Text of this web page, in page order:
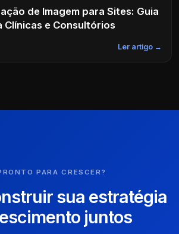
de Imagem para Sites: Guia
Clínicas e Consultórios
Ler artigo →
PARA CRESCER?
sua estratégia
juntos